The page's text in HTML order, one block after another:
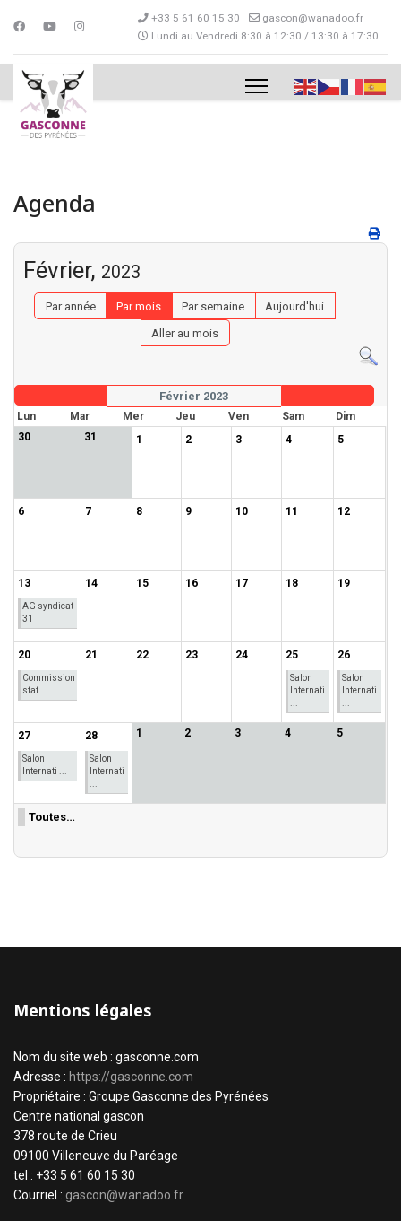
+33 5 61 60 15 30
gascon@wanadoo.fr
Lundi au Vendredi 8:30 à 12:30 / 13:30 à 17:30
Agenda
Février, 2023
Par année Par mois Par semaine
Aujourd'hui
Aller au mois
Février 2023
Lun Mar Mer Jeu Ven Sam
Dim
30
31 1 2 3 4 5
6 7 8 9 10 11 12
13
AG syndicat
31
14 15 16 17 18 19
20
Commission
stat ...
21 22 23 24 25
Salon
Internati
26
Salon
Internati
27
Salon
Internati ...
28
Salon
Internati
1 2 3 4 5
Toutes…
Mentions légales
Nom du site web : gasconne.com
Adresse : https://gasconne.com
Propriétaire : Groupe Gasconne des Pyrénées
Centre national gascon
378 route de Crieu
09100 Villeneuve du Paréage
tel : +33 5 61 60 15 30
Courriel : gascon@wanadoo.fr